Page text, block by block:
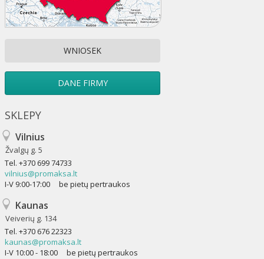
WNIOSEK
DANE FIRMY
SKLEPY
Vilnius
Žvalgų g. 5
Tel. +370 699 74733
vilnius@promaksa.lt
I-V 9:00-17:00 be pietų pertraukos
Kaunas
Veiverių g. 134
Tel. +370 676 22323
kaunas@promaksa.lt
I-V 10:00 - 18:00 be pietų pertraukos